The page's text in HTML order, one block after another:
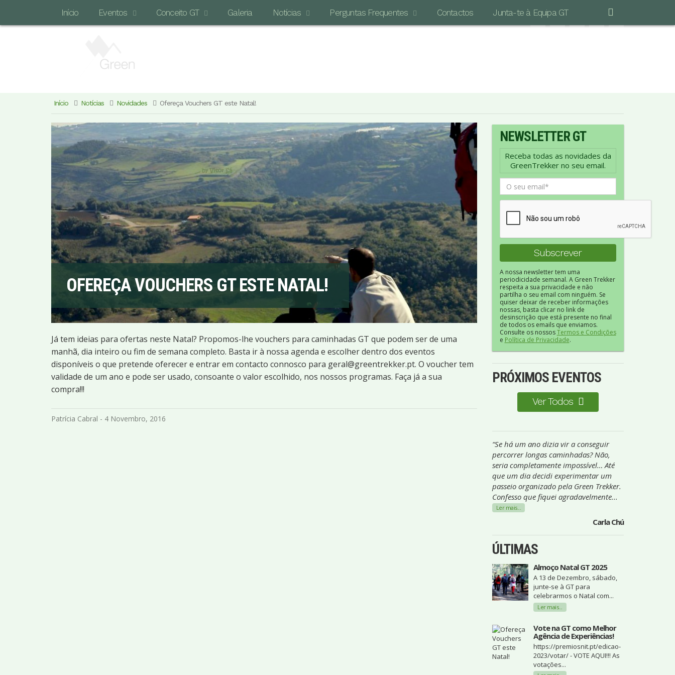
Início Eventos Conceito GT Galeria Notícias Perguntas Frequentes Contactos Junta-te à Equipa GT
Início Notícias Novidades Ofereça Vouchers GT este Natal!
OFEREÇA VOUCHERS GT ESTE NATAL!
Já tem ideias para ofertas neste Natal? Propomos-lhe vouchers para caminhadas GT que podem ser de uma
manhã, dia inteiro ou fim de semana completo. Basta ir à nossa agenda e escolher dentro dos eventos
disponíveis o que pretende oferecer e entrar em contacto connosco para geral@greentrekker.pt. O voucher tem
validade de um ano e pode ser usado, consoante o valor escolhido, nos nossos programas. Faça já a sua
compra!!!
Patrícia Cabral - 4 Novembro, 2016
NEWSLETTER GT
Receba todas as novidades da
GreenTrekker no seu email.
A nossa newsletter tem uma
periodicidade semanal. A Green Trekker
respeita a sua privacidade e não
partilha o seu email com ninguém. Se
quiser deixar de receber informações
nossas, basta clicar no link de
desinscrição que está presente no final
de todos os emails que enviamos.
Consulte os nossosTermos e Condições
e Política de Privacidade.
PRÓXIMOS EVENTOS
Ver Todos
“Se há um ano dizia vir a conseguir
percorrer longas caminhadas? Não,
seria completamente impossível… Até
que um dia decidi experimentar um
passeio organizado pela Green Trekker.
Confesso que fiquei agradavelmente...
Ler mais...
Carla Chú
ÚLTIMAS
Almoço Natal GT 2025
A 13 de Dezembro, sábado,
junte-se à GT para
celebrarmos o Natal com...
Ler mais...
Vote na GT como Melhor
Agência de Experiências!
https://premiosnit.pt/edicao-
2023/votar/ - VOTE AQUI!!! As
votações...